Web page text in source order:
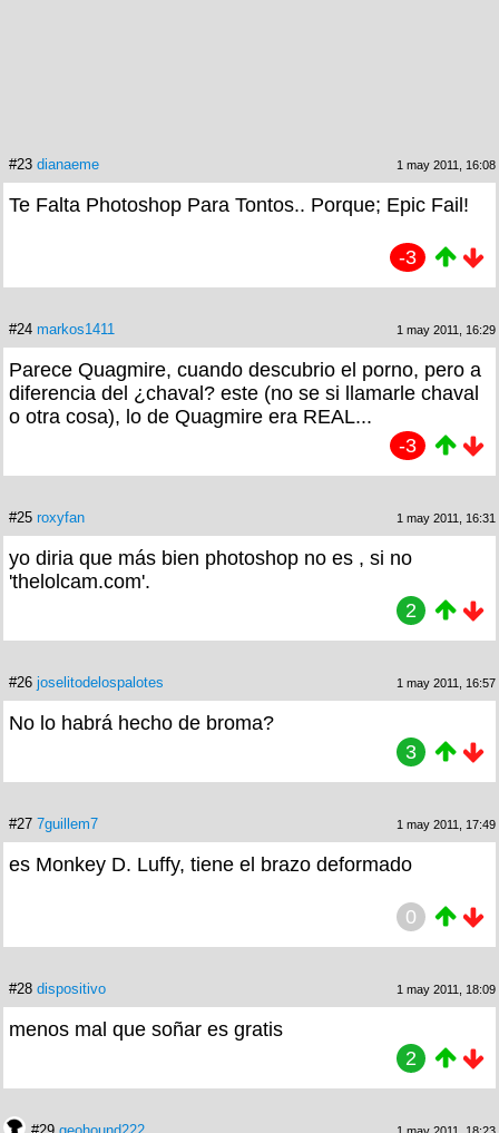
#23 dianaeme 1 may 2011, 16:08
Te Falta Photoshop Para Tontos.. Porque; Epic Fail!
-3
#24 markos1411 1 may 2011, 16:29
Parece Quagmire, cuando descubrio el porno, pero a
diferencia del ¿chaval? este (no se si llamarle chaval
o otra cosa), lo de Quagmire era REAL...
-3
#25 roxyfan 1 may 2011, 16:31
yo diria que más bien photoshop no es , si no
'thelolcam.com'.
2
#26 joselitodelospalotes 1 may 2011, 16:57
No lo habrá hecho de broma?
3
#27 7guillem7 1 may 2011, 17:49
es Monkey D. Luffy, tiene el brazo deformado
0
#28 dispositivo 1 may 2011, 18:09
menos mal que soñar es gratis
2